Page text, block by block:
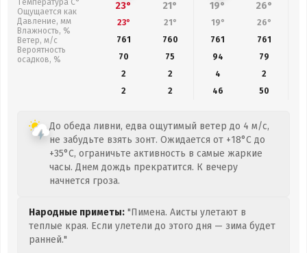
Температура С°
Ощущается как
Давление, мм
Влажность, %
Ветер, м/с
Вероятность
осадков, %
23° 21° 19° 26°
23° 21° 19° 26°
761
760 761 761
70
75 94 79
2
2 4
2
2
2 46 50
До обеда ливни, едва ощутимый ветер до 4 м/с,
не забудьте взять зонт. Ожидается от +18°C до
+35°C, ограничьте активность в самые жаркие
часы. Днем дождь прекратится. К вечеру
начнется гроза.
Народные приметы: "Пимена. Аисты улетают в
теплые края. Если улетели до этого дня — зима будет
ранней."